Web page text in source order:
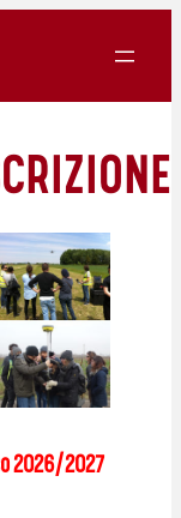
2026/2027